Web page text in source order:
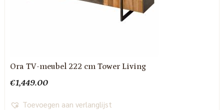
Ora TV-meubel 222 cm Tower Living
€1,449.00
Toevoegen aan verlanglijst